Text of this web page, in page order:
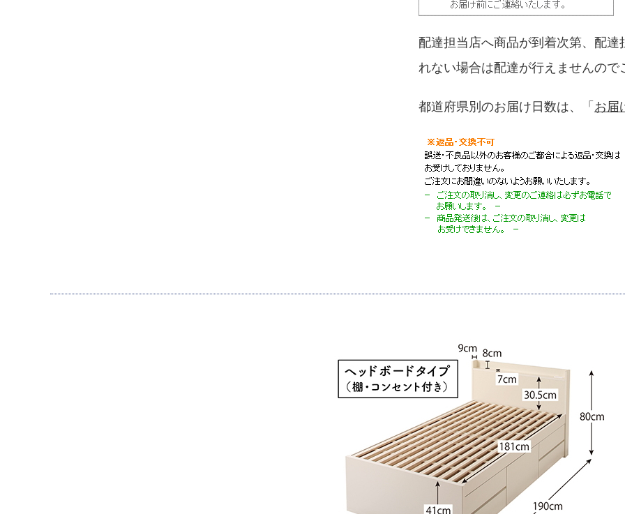
配達担当店へ商品が到着次第、配
れない場合は配達が行えませんので
都道府県別のお届け日数は、「 お届